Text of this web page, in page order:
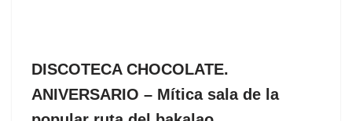
DISCOTECA CHOCOLATE.
ANIVERSARIO – Mítica sala de la